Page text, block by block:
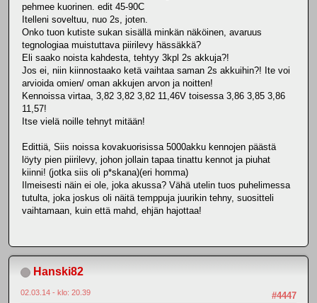
pehmee kuorinen. edit 45-90C
Itelleni soveltuu, nuo 2s, joten.
Onko tuon kutiste sukan sisällä minkän näköinen, avaruus
tegnologiaa muistuttava piirilevy hässäkkä?
Eli saako noista kahdesta, tehtyy 3kpl 2s akkuja?!
Jos ei, niin kiinnostaako ketä vaihtaa saman 2s akkuihin?! Ite voi
arvioida omien/ oman akkujen arvon ja noitten!
Kennoissa virtaa, 3,82 3,82 3,82 11,46V toisessa 3,86 3,85 3,86
11,57!
Itse vielä noille tehnyt mitään!
Edittiä, Siis noissa kovakuorisissa 5000akku kennojen päästä
löyty pien piirilevy, johon jollain tapaa tinattu kennot ja piuhat
kiinni! (jotka siis oli p*skana)(eri homma)
Ilmeisesti näin ei ole, joka akussa? Vähä utelin tuos puhelimessa
tutulta, joka joskus oli näitä temppuja juurikin tehny, suositteli
vaihtamaan, kuin että mahd, ehjän hajottaa!
Hanski82
#4447
02.03.14 - klo: 20.39